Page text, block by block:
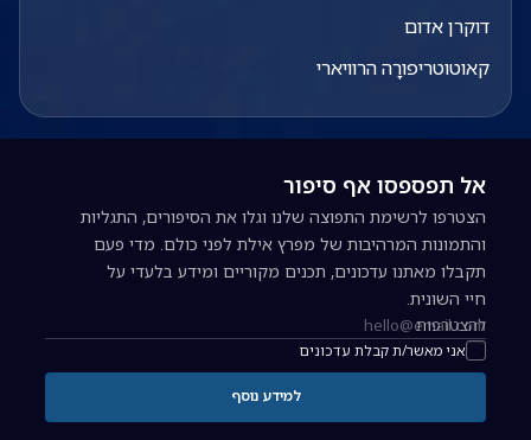
דוקרן אדום
קאוטוטריפורָה הרוויארי
אל תפספסו אף סיפור
הצטרפו לרשימת התפוצה שלנו וגלו את הסיפורים, התגליות
והתמונות המרהיבות של מפרץ אילת לפני כולם. מדי פעם
תקבלו מאתנו עדכונים, תכנים מקוריים ומידע בלעדי על
חיי השונית.
כתובת אימייל להרשמה לניוזלטר
אני מאשר/ת קבלת עדכונים
להצטרפות
למידע נוסף